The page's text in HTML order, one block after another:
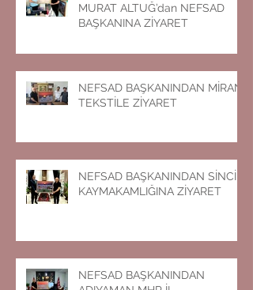
MURAT ALTUĞ’dan NEFSAD
BAŞKANINA ZİYARET
NEFSAD BAŞKANINDAN MİRAN
TEKSTİLE ZİYARET
NEFSAD BAŞKANINDAN SİNCİK
KAYMAKAMLIĞINA ZİYARET
NEFSAD BAŞKANINDAN